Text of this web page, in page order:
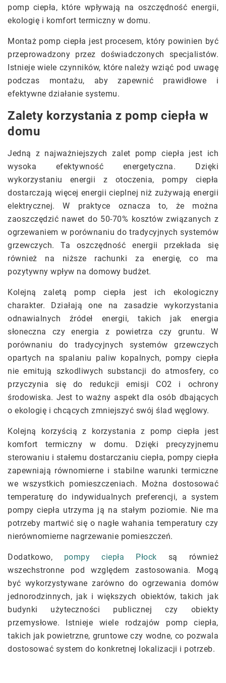
pomp ciepła, które wpływają na oszczędność energii,
ekologię i komfort termiczny w domu.
Montaż pomp ciepła jest procesem, który powinien być
przeprowadzony przez doświadczonych specjalistów.
Istnieje wiele czynników, które należy wziąć pod uwagę
podczas montażu, aby zapewnić prawidłowe i
efektywne działanie systemu.
Zalety korzystania z pomp ciepła w
domu
Jedną z najważniejszych zalet pomp ciepła jest ich
wysoka efektywność energetyczna. Dzięki
wykorzystaniu energii z otoczenia, pompy ciepła
dostarczają więcej energii cieplnej niż zużywają energii
elektrycznej. W praktyce oznacza to, że można
zaoszczędzić nawet do 50-70% kosztów związanych z
ogrzewaniem w porównaniu do tradycyjnych systemów
grzewczych. Ta oszczędność energii przekłada się
również na niższe rachunki za energię, co ma
pozytywny wpływ na domowy budżet.
Kolejną zaletą pomp ciepła jest ich ekologiczny
charakter. Działają one na zasadzie wykorzystania
odnawialnych źródeł energii, takich jak energia
słoneczna czy energia z powietrza czy gruntu. W
porównaniu do tradycyjnych systemów grzewczych
opartych na spalaniu paliw kopalnych, pompy ciepła
nie emitują szkodliwych substancji do atmosfery, co
przyczynia się do redukcji emisji CO2 i ochrony
środowiska. Jest to ważny aspekt dla osób dbających
o ekologię i chcących zmniejszyć swój ślad węglowy.
Kolejną korzyścią z korzystania z pomp ciepła jest
komfort termiczny w domu. Dzięki precyzyjnemu
sterowaniu i stałemu dostarczaniu ciepła, pompy ciepła
zapewniają równomierne i stabilne warunki termiczne
we wszystkich pomieszczeniach. Można dostosować
temperaturę do indywidualnych preferencji, a system
pompy ciepła utrzyma ją na stałym poziomie. Nie ma
potrzeby martwić się o nagłe wahania temperatury czy
nierównomierne nagrzewanie pomieszczeń.
Dodatkowo, pompy ciepła Płock są również
wszechstronne pod względem zastosowania. Mogą
być wykorzystywane zarówno do ogrzewania domów
jednorodzinnych, jak i większych obiektów, takich jak
budynki użyteczności publicznej czy obiekty
przemysłowe. Istnieje wiele rodzajów pomp ciepła,
takich jak powietrzne, gruntowe czy wodne, co pozwala
dostosować system do konkretnej lokalizacji i potrzeb.